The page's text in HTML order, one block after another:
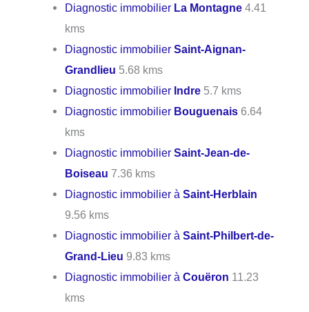
Diagnostic immobilier La Montagne 4.41
kms
Diagnostic immobilierSaint-Aignan-
Grandlieu 5.68 kms
Diagnostic immobilier Indre 5.7 kms
Diagnostic immobilier Bouguenais 6.64
kms
Diagnostic immobilierSaint-Jean-de-
Boiseau 7.36 kms
Diagnostic immobilier àSaint-Herblain
9.56 kms
Diagnostic immobilier àSaint-Philbert-de-
Grand-Lieu 9.83 kms
Diagnostic immobilier àCouëron 11.23
kms